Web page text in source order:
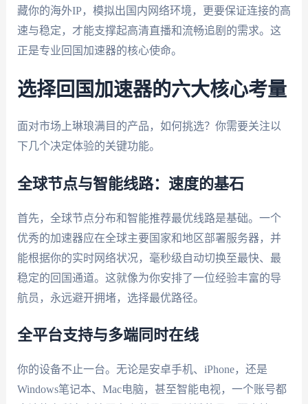
藏你的海外IP，模拟出国内网络环境，更要保证连接的高
速与稳定，才能支撑起高清直播和流畅追剧的需求。这
正是专业回国加速器的核心使命。
选择回国加速器的六大核心考量
面对市场上琳琅满目的产品，如何挑选？你需要关注以
下几个决定体验的关键功能。
全球节点与智能线路：速度的基石
首先，全球节点分布和智能推荐最优线路是基础。一个
优秀的加速器应在全球主要国家和地区部署服务器，并
能根据你的实时网络状况，毫秒级自动切换至最快、最
稳定的回国通道。这就像为你安排了一位经验丰富的导
航员，永远避开拥堵，选择最优路径。
全平台支持与多端同时在线
你的设备不止一台。无论是安卓手机、iPhone，还是
Windows笔记本、Mac电脑，甚至智能电视，一个账号都